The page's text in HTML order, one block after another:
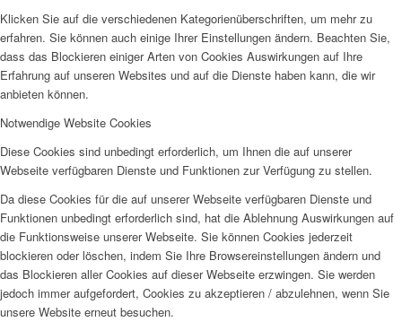
Klicken Sie auf die verschiedenen Kategorienüberschriften, um mehr zu
erfahren. Sie können auch einige Ihrer Einstellungen ändern. Beachten Sie,
dass das Blockieren einiger Arten von Cookies Auswirkungen auf Ihre
Erfahrung auf unseren Websites und auf die Dienste haben kann, die wir
anbieten können.
Notwendige Website Cookies
Diese Cookies sind unbedingt erforderlich, um Ihnen die auf unserer
Webseite verfügbaren Dienste und Funktionen zur Verfügung zu stellen.
Da diese Cookies für die auf unserer Webseite verfügbaren Dienste und
Funktionen unbedingt erforderlich sind, hat die Ablehnung Auswirkungen auf
die Funktionsweise unserer Webseite. Sie können Cookies jederzeit
blockieren oder löschen, indem Sie Ihre Browsereinstellungen ändern und
das Blockieren aller Cookies auf dieser Webseite erzwingen. Sie werden
jedoch immer aufgefordert, Cookies zu akzeptieren / abzulehnen, wenn Sie
unsere Website erneut besuchen.